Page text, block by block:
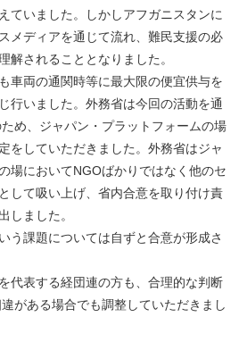
ていました。しかしアフガニスタンに
メディアを通じて流れ、難民支援の必
解されることとなりました。
車両の通関時等に最大限の便宜供与を
行いました。外務省は今回の活動を通
め、ジャパン・プラットフォームの場
をしていただきました。外務省はジャ
場においてNGOばかりではなく他のセ
して吸い上げ、省内合意を取り付け責
しました。
う課題については自ずと合意が形成さ
代表する経団連の方も、合理的な判断
がある場合でも調整していただきまし